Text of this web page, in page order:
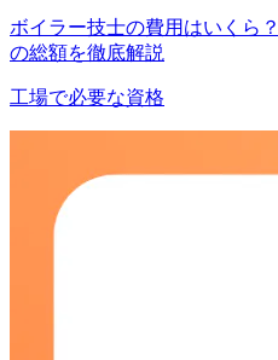
ボイラー技士の費用はいくら
の総額を徹底解説
工場で必要な資格